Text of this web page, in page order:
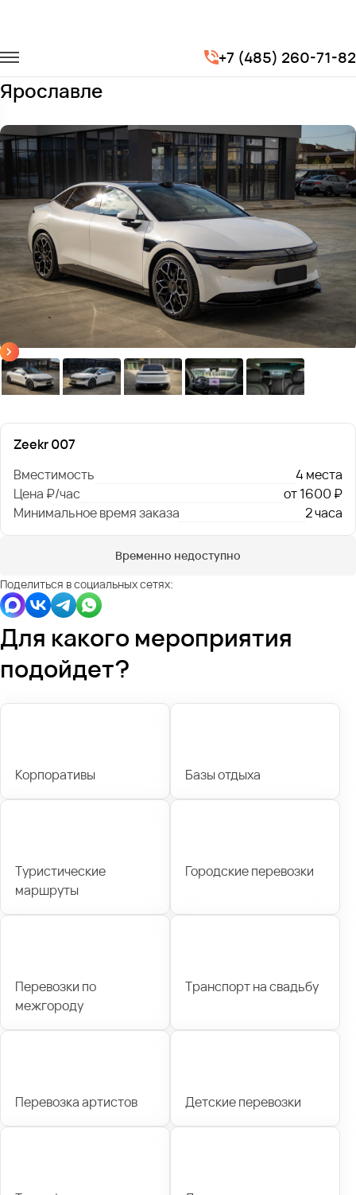
+7 (485) 260-71-82
Легковые автомобили
Заказать Zeekr 007 с водителем в
Ярославле
Zeekr 007
Вместимость
4 места
Цена ₽/час
от 1600 ₽
Минимальное время заказа
2 часа
Временно недоступно
Поделиться в социальных сетях:
Для какого мероприятия
подойдет?
Корпоративы Базы отдыха
Туристические
маршруты
Городские перевозки
Перевозки по
межгороду
Транспорт на свадьбу
Перевозка артистов Детские перевозки